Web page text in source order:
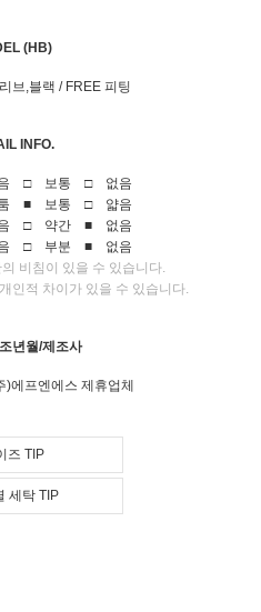
(HB)
브,블랙 / FREE 피팅
INFO.
□ 보통 □ 없음
■ 보통 □ 얇음
□ 약간 ■ 없음
□ 부분 ■ 없음
비침이 있을 수 있습니다.
인적 차이가 있을 수 있습니다.
년월/제조사
)에프엔에스 제휴업체
즈 TIP
세탁 TIP